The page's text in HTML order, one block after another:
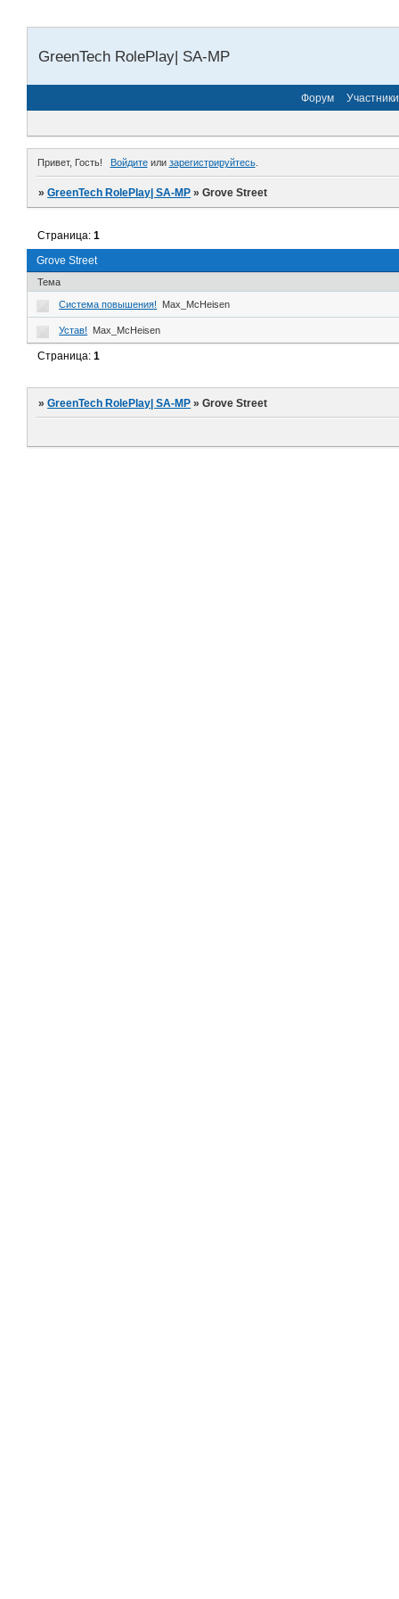
GreenTech RolePlay| SA-MP
Форум Участники
Привет, Гость! Войдитеили зарегистрируйтесь.
»GreenTech RolePlay| SA-MP »Grove Street
Grove Street
Страница:1
Тема
Система повышения! Max_McHeisen
Устав! Max_McHeisen
Страница:1
»GreenTech RolePlay| SA-MP »Grove Street